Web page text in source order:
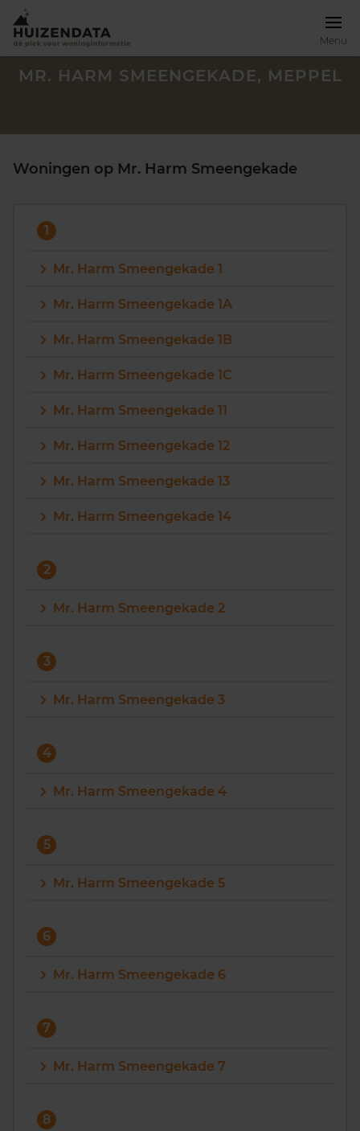
Menu
Maandag t/m vrijdag - 08:00 -18:00
MR. HARM SMEENGEKADE, MEPPEL
Woningen op Mr. Harm Smeengekade
1
Mr. Harm Smeengekade 1
Mr. Harm Smeengekade 1A
Mr. Harm Smeengekade 1B
Mr. Harm Smeengekade 1C
Mr. Harm Smeengekade 11
Mr. Harm Smeengekade 12
Mr. Harm Smeengekade 13
Mr. Harm Smeengekade 14
2
Mr. Harm Smeengekade 2
3
Mr. Harm Smeengekade 3
4
Mr. Harm Smeengekade 4
5
Mr. Harm Smeengekade 5
6
Mr. Harm Smeengekade 6
7
Mr. Harm Smeengekade 7
8